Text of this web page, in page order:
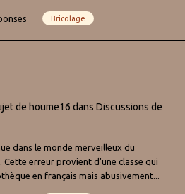
Bricolage
de houme16 dans Discussions de
dans le monde merveilleux du
Cette erreur provient d'une classe qui
en français mais abusivement...